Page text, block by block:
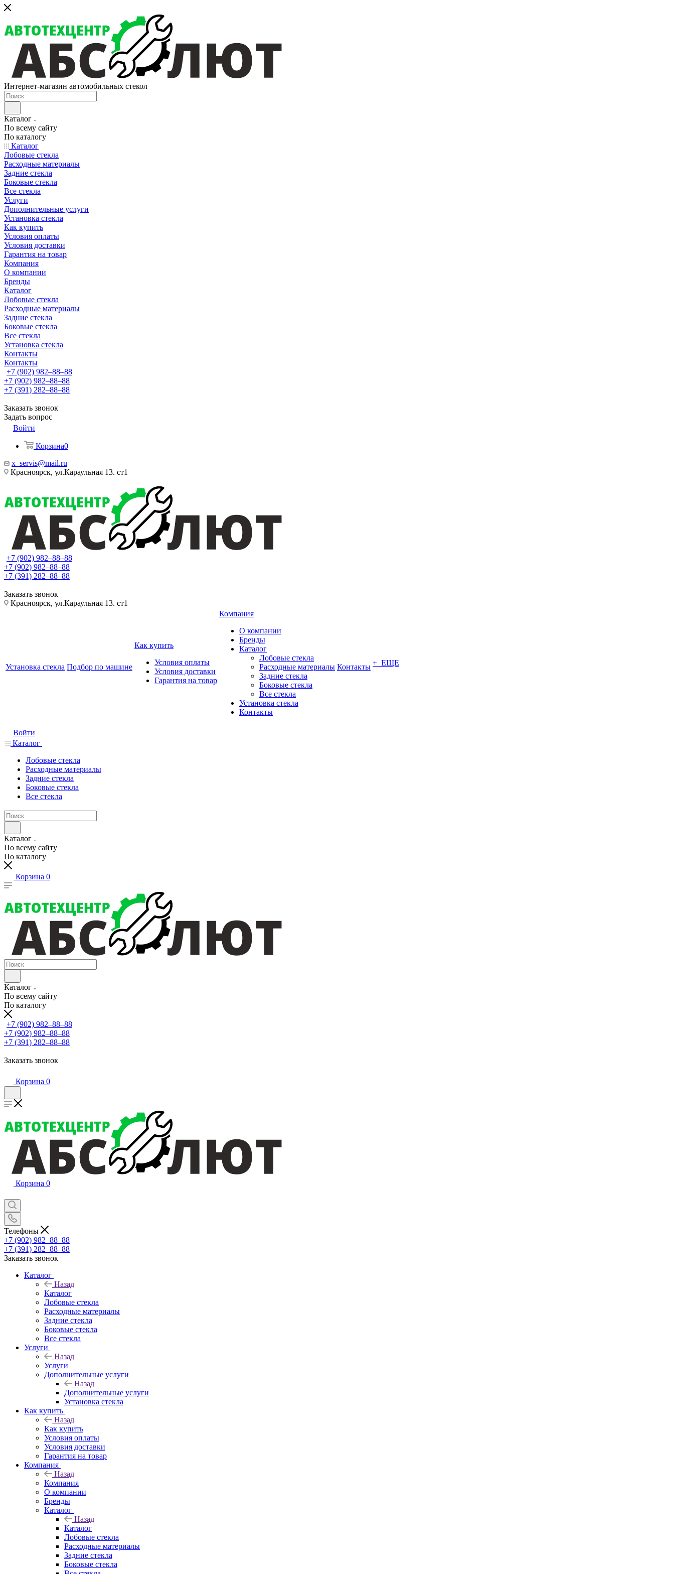
Интернет-магазин автомобильных стекол
Каталог
По всему сайту
По каталогу
Каталог
Лобовые стекла
Расходные материалы
Задние стекла
Боковые стекла
Все стекла
Услуги
Дополнительные услуги
Установка стекла
Как купить
Условия оплаты
Условия доставки
Гарантия на товар
Компания
О компании
Бренды
Каталог
Лобовые стекла
Расходные материалы
Задние стекла
Боковые стекла
Все стекла
Установка стекла
Контакты
Контакты
+7 (902) 982‒88‒88
+7 (902) 982‒88‒88
+7 (391) 282‒88‒88
Заказать звонок
Задать вопрос
Войти
Корзина0
x_servis@mail.ru
Красноярск, ул.Караульная 13. ст1
+7 (902) 982‒88‒88
+7 (902) 982‒88‒88
+7 (391) 282‒88‒88
Заказать звонок
Красноярск, ул.Караульная 13. ст1
Установка стекла Подбор по машине
Как купить
Условия оплаты
Условия доставки
Гарантия на товар
Компания
О компании
Бренды
Каталог
Лобовые стекла
Расходные материалы
Задние стекла
Боковые стекла
Все стекла
Установка стекла
Контакты
Контакты + ЕЩЕ
Войти
Каталог
Лобовые стекла
Расходные материалы
Задние стекла
Боковые стекла
Все стекла
Каталог
По всему сайту
По каталогу
Корзина 0
Каталог
По всему сайту
По каталогу
+7 (902) 982‒88‒88
+7 (902) 982‒88‒88
+7 (391) 282‒88‒88
Заказать звонок
Корзина 0
Корзина 0
Телефоны
+7 (902) 982‒88‒88
+7 (391) 282‒88‒88
Заказать звонок
Каталог
Назад
Каталог
Лобовые стекла
Расходные материалы
Задние стекла
Боковые стекла
Все стекла
Услуги
Назад
Услуги
Дополнительные услуги
Назад
Дополнительные услуги
Установка стекла
Как купить
Назад
Как купить
Условия оплаты
Условия доставки
Гарантия на товар
Компания
Назад
Компания
О компании
Бренды
Каталог
Назад
Каталог
Лобовые стекла
Расходные материалы
Задние стекла
Боковые стекла